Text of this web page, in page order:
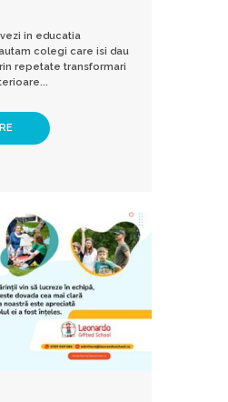
in educatia
colegi care isi dau
repetate transformari